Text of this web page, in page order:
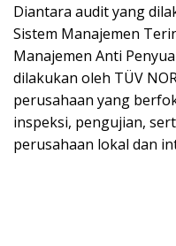
Diantara audit yang
Sistem Manajemen
Manajemen Anti
dilakukan oleh TÜV
perusahaan yang
inspeksi, pengujian,
perusahaan lokal dan